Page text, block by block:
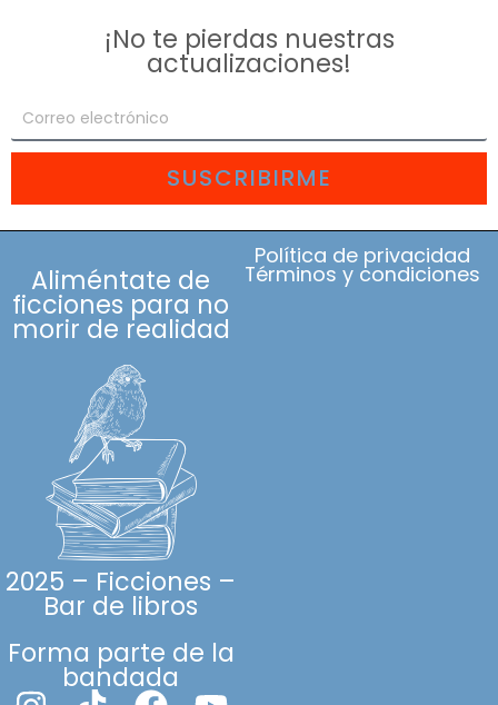
¡No te pierdas nuestras
actualizaciones!
SUSCRIBIRME
Aliméntate de
ficciones para no
morir de realidad
2025 – Ficciones –
Bar de libros
Forma parte de la
bandada
Política de privacidad
Términos y condiciones